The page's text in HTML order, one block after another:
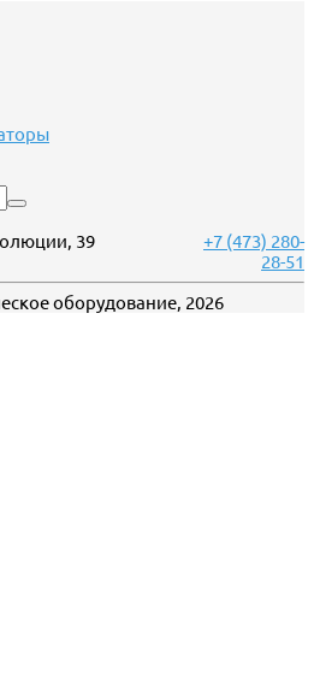
39
+7 (473) 280-
28-51
оборудование, 2026